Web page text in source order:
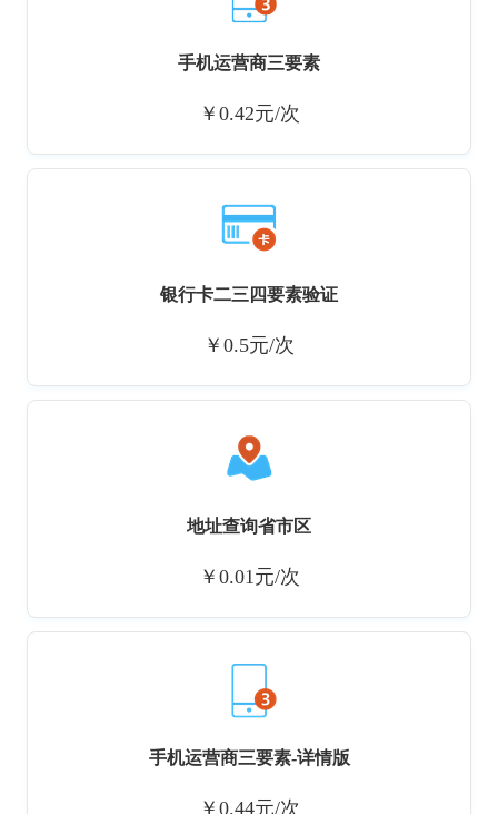
手机运营商三要素
￥0.42元/次
银行卡二三四要素验证
￥0.5元/次
地址查询省市区
￥0.01元/次
手机运营商三要素-详情版
￥0.44元/次